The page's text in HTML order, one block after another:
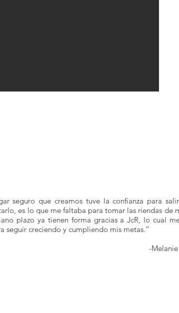
seguro que creamos tuve la confianza para
es lo que me faltaba para tomar las riendas de
plazo ya tienen forma gracias a JcR, lo cual
seguir creciendo y cumpliendo mis metas.”
-